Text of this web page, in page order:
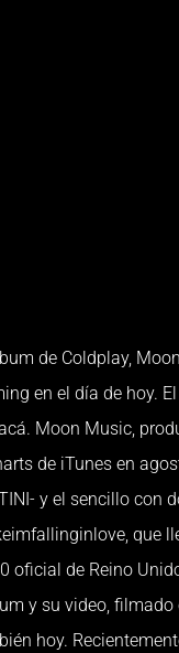
de Coldplay,
en el día de hoy.
Moon Music,
de iTunes en
y el sencillo con
que
oficial de Reino
y su video, filmado
hoy.